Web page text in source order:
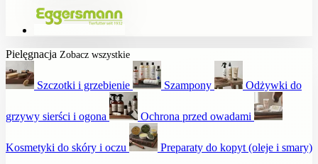
Pielęgnacja Zobacz wszystkie
Szczotki i grzebienie Szampony Odżywki do
grzywy sierści i ogona Ochrona przed owadami
Kosmetyki do skóry i oczu
Preparaty do kopyt (oleje i smary)